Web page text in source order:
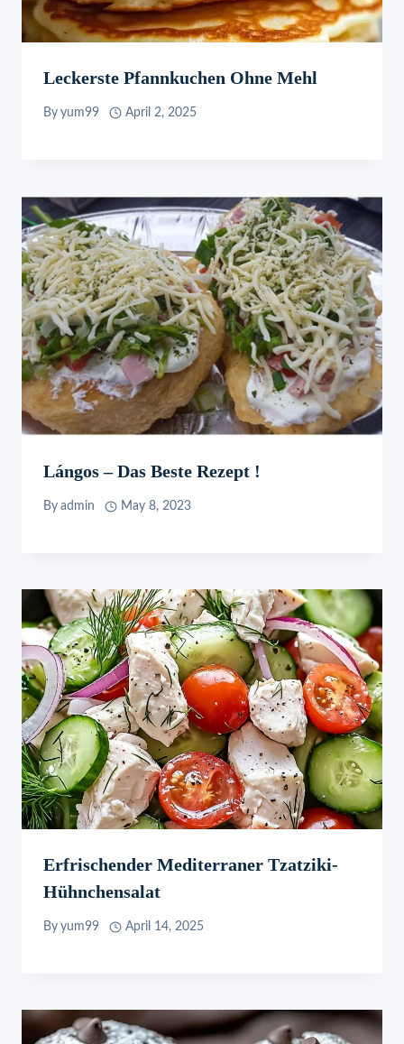
Leckerste Pfannkuchen Ohne Mehl
By yum99 April 2, 2025
Lángos – Das Beste Rezept !
By admin May 8, 2023
Erfrischender Mediterraner Tzatziki-
Hühnchensalat
By yum99 April 14, 2025